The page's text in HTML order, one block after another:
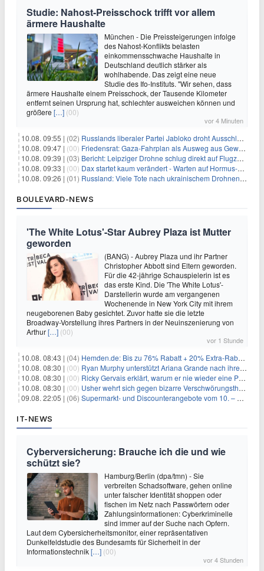
Studie: Nahost-Preisschock trifft vor allem
ärmere Haushalte
München - Die Preissteigerungen infolge
des Nahost-Konflikts belasten
einkommensschwache Haushalte in
Deutschland deutlich stärker als
wohlhabende. Das zeigt eine neue
Studie des Ifo-Instituts. "Wir sehen, dass
ärmere Haushalte einem Preisschock, der Tausende Kilometer
entfernt seinen Ursprung hat, schlechter ausweichen können und
größere […] (00)
vor 4 Minuten
10.08. 09:55 | (02) Russlands liberaler Partei Jabloko droht Ausschluss von Wahl
10.08. 09:47 | (00) Friedensrat: Gaza-Fahrplan als Ausweg aus Gewaltspirale
10.08. 09:39 | (03) Bericht: Leipziger Drohne schlug direkt auf Flugzeug ein
10.08. 09:33 | (00) Dax startet kaum verändert - Warten auf Hormus-Öffnung geht weiter
10.08. 09:26 | (01) Russland: Viele Tote nach ukrainischem Drohnenangriff
BOULEVARD-NEWS
'The White Lotus'-Star Aubrey Plaza ist Mutter
geworden
(BANG) - Aubrey Plaza und ihr Partner
Christopher Abbott sind Eltern geworden.
Für die 42-jährige Schauspielerin ist es
das erste Kind. Die 'The White Lotus'-
Darstellerin wurde am vergangenen
Wochenende in New York City mit ihrem
neugeborenen Baby gesichtet. Zuvor hatte sie die letzte
Broadway-Vorstellung ihres Partners in der Neuinszenierung von
Arthur[…] (00)
vor 1 Stunde
10.08. 08:43 | (04) Hemden.de: Bis zu 76% Rabatt + 20% Extra-Rabatt auf ALLE Hemden
10.08. 08:30 | (00) Ryan Murphy unterstützt Ariana Grande nach ihrem Ausstieg bei 'American Horror Story'
10.08. 08:30 | (00) Ricky Gervais erklärt, warum er nie wieder eine Preisverleihung moderieren will
10.08. 08:30 | (00) Usher wehrt sich gegen bizarre Verschwörungstheorie über angeblichen 'Klon'
09.08. 22:05 | (06) Supermarkt- und Discounterangebote vom 10. – 15.08.2026
IT-NEWS
Cyberversicherung: Brauche ich die und wie
schützt sie?
Hamburg/Berlin (dpa/tmn) - Sie
verbreiten Schadsoftware, gehen online
unter falscher Identität shoppen oder
fischen im Netz nach Passwörtern oder
Zahlungsinformationen: Cyberkriminelle
sind immer auf der Suche nach Opfern.
Laut dem Cybersicherheitsmonitor, einer repräsentativen
Dunkelfeldstudie des Bundesamts für Sicherheit in der
Informationstechnik[…] (00)
vor 4 Stunden